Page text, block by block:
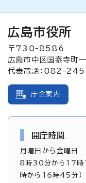
広島市役所
〒730-8586
広島市中区国泰寺町
代表電話：082-
庁舎案内
開庁時間
月曜日から金曜日
8時30分から17時
時から16時45分）